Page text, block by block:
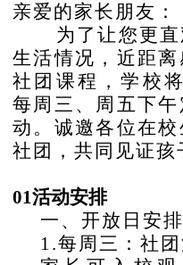
亲爱的家长朋友：
为了让您更
生活情况，近距
社团课程，学校
每周三、周五下
动。诚邀各位在
社团，共同见证孩
01活动安排
一、开放日安排
1.每周三：社